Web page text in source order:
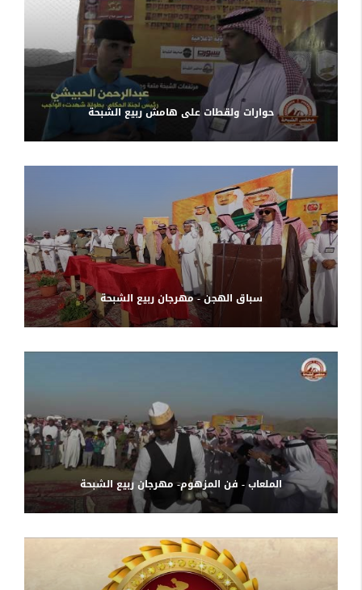
حوارات ولقطات على هامش ربيع الشبحة
سباق الهجن - مهرجان ربيع الشبحة
الملعاب - فن المزهوم- مهرجان ربيع الشبحة